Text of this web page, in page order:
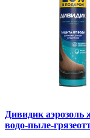
Дивидик аэрозоль
водо-пыле-